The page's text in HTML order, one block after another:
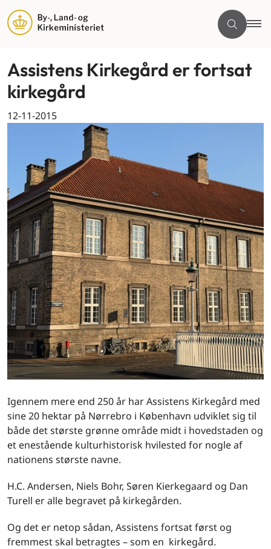
Assistens Kirkegård er fortsat
kirkegård
12-11-2015
Igennem mere end 250 år har Assistens Kirkegård med
sine 20 hektar på Nørrebro i København udviklet sig til
både det største grønne område midt i hovedstaden og
et enestående kulturhistorisk hvilested for nogle af
nationens største navne.
H.C. Andersen, Niels Bohr, Søren Kierkegaard og Dan
Turell er alle begravet på kirkegården.
Og det er netop sådan, Assistens fortsat først og
fremmest skal betragtes – som en kirkegård.